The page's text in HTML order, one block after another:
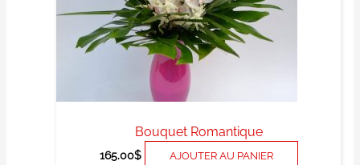
Bouquet Romantique
165.00$ AJOUTER AU PANIER